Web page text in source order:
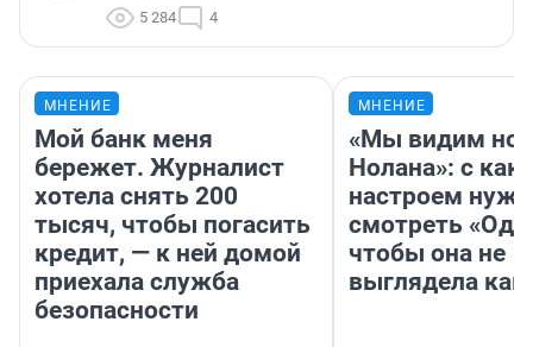
5 284 4
МНЕНИЕ
Мой банк меня
бережет. Журналист
хотела снять 200
тысяч, чтобы погасить
кредит, — к ней домой
приехала служба
безопасности
МНЕНИЕ
«Мы видим
Нолана»: с
настроем
смотреть
чтобы она не
выглядела как